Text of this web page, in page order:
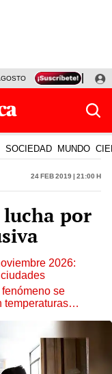
TINKA RESULTADOS
SOCIEDAD MUNDO
24 Feb 2019 | 21:00 h
por
2026:
se
temperaturas